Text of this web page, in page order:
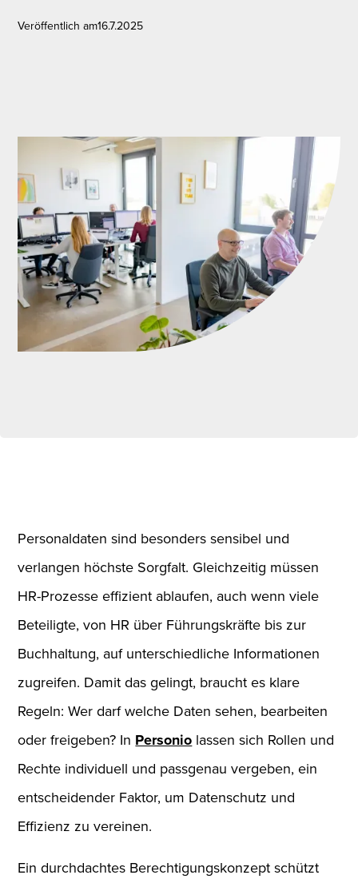
Veröffentlich am16.7.2025
Personaldaten sind besonders sensibel und
verlangen höchste Sorgfalt. Gleichzeitig müssen
HR-Prozesse effizient ablaufen, auch wenn viele
Beteiligte, von HR über Führungskräfte bis zur
Buchhaltung, auf unterschiedliche Informationen
zugreifen. Damit das gelingt, braucht es klare
Regeln: Wer darf welche Daten sehen, bearbeiten
oder freigeben? In Personio lassen sich Rollen und
Rechte individuell und passgenau vergeben, ein
entscheidender Faktor, um Datenschutz und
Effizienz zu vereinen.
Ein durchdachtes Berechtigungskonzept schützt